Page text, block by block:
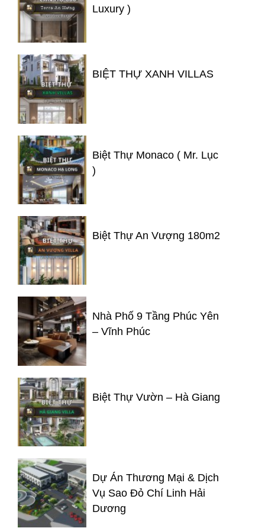
Luxury )
BIỆT THỰ XANH VILLAS
Biệt Thự Monaco ( Mr. Lục
)
Biệt Thự An Vượng 180m2
Nhà Phố 9 Tầng Phúc Yên
– Vĩnh Phúc
Biệt Thự Vườn – Hà Giang
Dự Án Thương Mại & Dịch
Vụ Sao Đỏ Chí Linh Hải
Dương